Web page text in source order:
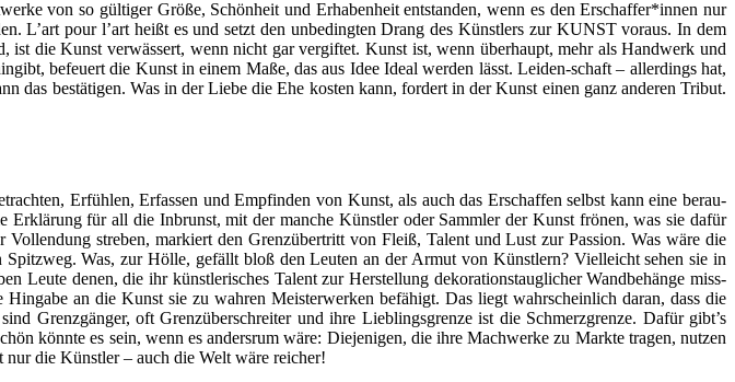
von so gül­ti­ger Grö­ße, Schön­heit und Erha­ben­heit ent­stan­den, wenn es den Erschaffer*innen nur
L’art pour l’art heißt es und setzt den unbe­ding­ten Drang des Künst­lers zur KUNST vor­aus. In dem
die Kunst ver­wäs­sert, wenn nicht gar ver­gif­tet. Kunst ist, wenn über­haupt, mehr als Hand­werk und
befeu­ert die Kunst in einem Maße, das aus Idee Ide­al wer­den lässt. Lei­den-schaft – aller­dings hat,
das bestä­ti­gen. Was in der Lie­be die Ehe kos­ten kann, for­dert in der Kunst einen ganz ande­ren Tri­but.
Erfüh­len, Erfas­sen und Emp­fin­den von Kunst, als auch das Erschaf­fen selbst kann eine berau­
für all die Inbrunst, mit der man­che Künst­ler oder Samm­ler der Kunst frö­nen, was sie dafür
stre­ben, mar­kiert den Grenz­über­tritt von Fleiß, Talent und Lust zur Pas­si­on. Was wäre die
Was, zur Höl­le, gefällt bloß den Leu­ten an der Armut von Künst­lern? Viel­leicht sehen sie in
Leu­te denen, die ihr künst­le­ri­sches Talent zur Her­stel­lung deko­ra­ti­ons­taug­li­cher Wand­be­hän­ge miss­
an die Kunst sie zu wah­ren Meis­ter­wer­ken befä­higt. Das liegt wahr­schein­lich dar­an, dass die
Grenz­gän­ger, oft Grenz­über­schrei­ter und ihre Lieb­lings­gren­ze ist die Schmerz­gren­ze. Dafür gibt’s
könn­te es sein, wenn es anders­rum wäre: Die­je­ni­gen, die ihre Mach­wer­ke zu Mark­te tra­gen, nut­zen
die Künst­ler – auch die Welt wäre reicher!